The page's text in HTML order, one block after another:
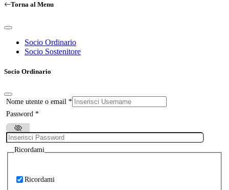
Torna al Menu
Socio Ordinario
Socio Sostenitore
Socio Ordinario
Nome utente o email *
Password *
Ricordami
Ricordami